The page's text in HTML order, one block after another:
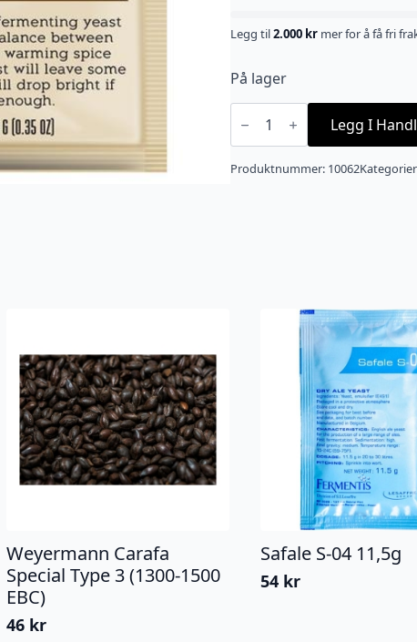
Legg til2.000 kr mer for å få fri
På lager
Belgian
Wit
antall
Legg I
Produktnummer: 10062
Weyermann Carafa
Special Type 3 (1300-1500
EBC)
46 kr
Safale S-04 11,5g
54 kr